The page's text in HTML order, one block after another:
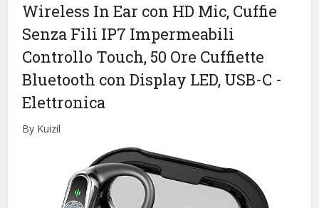
Wireless In Ear con HD Mic, Cuffie
Senza Fili IP7 Impermeabili
Controllo Touch, 50 Ore Cuffiette
Bluetooth con Display LED, USB-C -
Elettronica
By Kuizil